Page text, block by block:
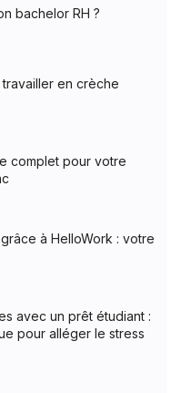
bachelor RH ?
en crèche
complet pour votre
à HelloWork : votre
avec un prêt étudiant :
pour alléger le stress